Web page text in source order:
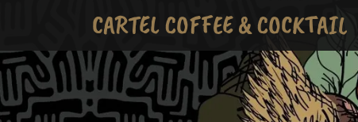
CARTEL COFFEE & COCKTAIL